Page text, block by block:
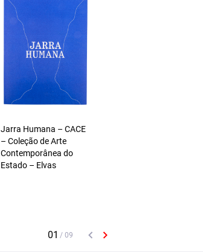
Jarra Humana – CACE
– Coleção de Arte
Contemporânea do
Estado – Elvas